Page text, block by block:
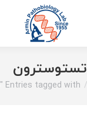
تستوسترون
Entries tagged with "تستوسترون"